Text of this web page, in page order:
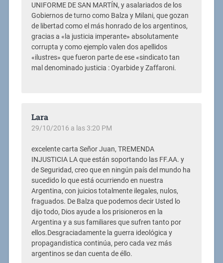
UNIFORME DE SAN MARTÍN, y asalariados de los
Gobiernos de turno como Balza y Milani, que gozan
de libertad como el más honrado de los argentinos,
gracias a «la justicia imperante» absolutamente
corrupta y como ejemplo valen dos apellidos
«ilustres» que fueron parte de ese «sindicato tan
mal denominado justicia : Oyarbide y Zaffaroni.
Lara
29/10/2016 a las 3:20 PM
excelente carta Señor Juan, TREMENDA
INJUSTICIA LA que están soportando las FF.AA. y
de Seguridad, creo que en ningún país del mundo ha
sucedido lo que está ocurriendo en nuestra
Argentina, con juicios totalmente ilegales, nulos,
fraguados. De Balza que podemos decir Usted lo
dijo todo, Dios ayude a los prisioneros en la
Argentina y a sus familiares que sufren tanto por
ellos.Desgraciadamente la guerra ideológica y
propagandistica continúa, pero cada vez más
argentinos se dan cuenta de éllo.